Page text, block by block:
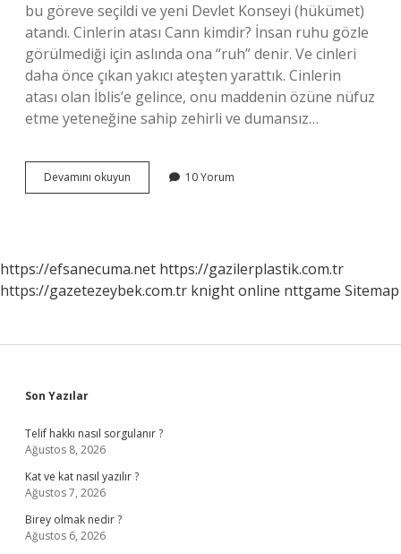
bu göreve seçildi ve yeni Devlet Konseyi (hükümet)
atandı. Cinlerin atası Cann kimdir? İnsan ruhu gözle
görülmediği için aslında ona “ruh” denir. Ve cinleri
daha önce çıkan yakıcı ateşten yarattık. Cinlerin
atası olan İblis’e gelince, onu maddenin özüne nüfuz
etme yeteneğine sahip zehirli ve dumansız…
Devamını okuyun
Babası
10 Yorum
https://efsanecuma.net https://gazilerplastik.com.tr
https://gazetezeybek.com.tr knight online nttgame Sitemap
Sidebar
Son Yazılar
Telif hakkı nasıl sorgulanır ?
Ağustos 8, 2026
Kat ve kat nasıl yazılır ?
Ağustos 7, 2026
Birey olmak nedir ?
Ağustos 6, 2026